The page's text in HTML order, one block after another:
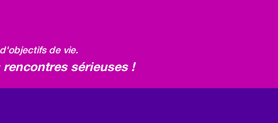
de vie.
rencontres sérieuses !